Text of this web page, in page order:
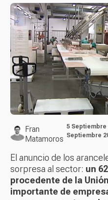
Fran
Matamoros
5 Septiembre
Septiembre
El anuncio de los
sorpresa al sector: un
procedente de la
importante de